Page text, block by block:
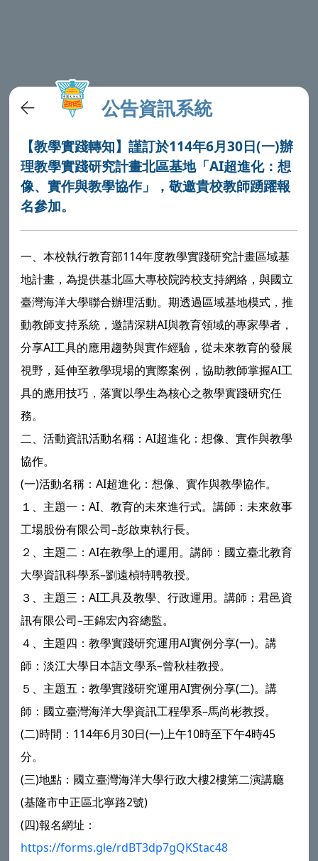
公告資訊系統
【教學實踐轉知】謹訂於114年6月30日(一)辦
理教學實踐研究計畫北區基地「AI超進化：想
像、實作與教學協作」，敬邀貴校教師踴躍報
名參加。
一、本校執行教育部114年度教學實踐研究計畫區域基
地計畫，為提供基北區大專校院跨校支持網絡，與國立
臺灣海洋大學聯合辦理活動。期透過區域基地模式，推
動教師支持系統，邀請深耕AI與教育領域的專家學者，
分享AI工具的應用趨勢與實作經驗，從未來教育的發展
視野，延伸至教學現場的實際案例，協助教師掌握AI工
具的應用技巧，落實以學生為核心之教學實踐研究任
務。
二、活動資訊活動名稱：AI超進化：想像、實作與教學
協作。
(一)活動名稱：AI超進化：想像、實作與教學協作。
１、主題一：AI、教育的未來進行式。講師：未來敘事
工場股份有限公司–彭啟東執行長。
２、主題二：AI在教學上的運用。講師：國立臺北教育
大學資訊科學系–劉遠楨特聘教授。
３、主題三：AI工具及教學、行政運用。講師：君邑資
訊有限公司–王錦宏內容總監。
４、主題四：教學實踐研究運用AI實例分享(一)。講
師：淡江大學日本語文學系–曾秋桂教授。
５、主題五：教學實踐研究運用AI實例分享(二)。講
師：國立臺灣海洋大學資訊工程學系–馬尚彬教授。
(二)時間：114年6月30日(一)上午10時至下午4時45
分。
(三)地點：國立臺灣海洋大學行政大樓2樓第二演講廳
(基隆市中正區北寧路2號)
(四)報名網址：
https://forms.gle/rdBT3dp7gQKStac48